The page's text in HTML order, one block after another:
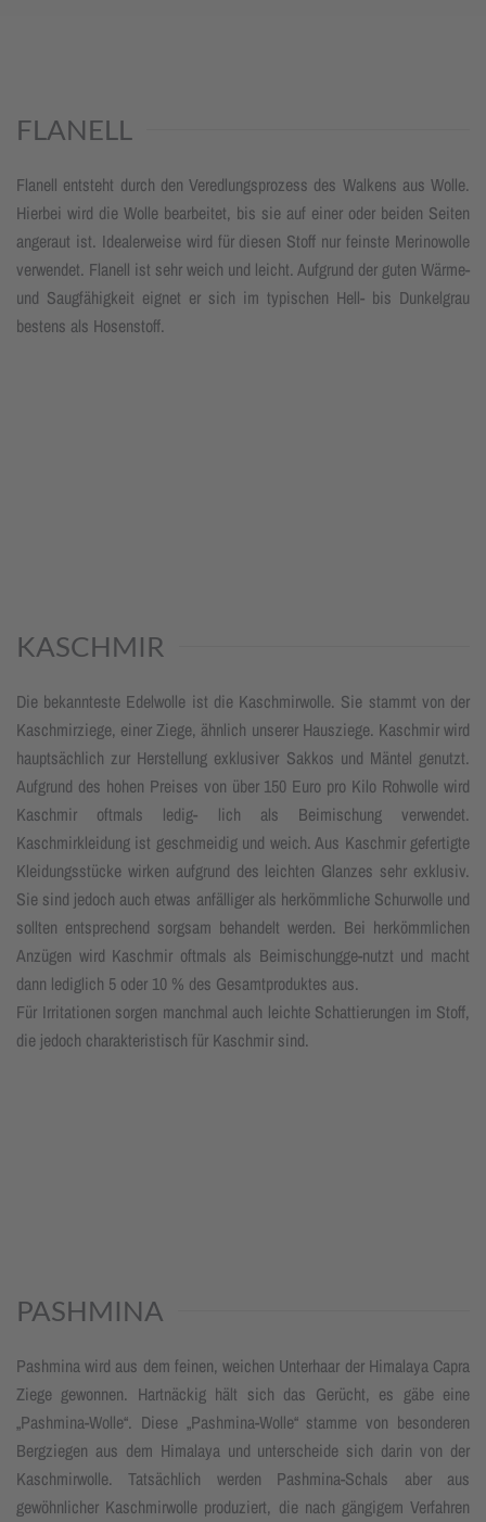
FLANELL
Flanell entsteht durch den Veredlungsprozess des Walkens aus Wolle.
Hierbei wird die Wolle bearbeitet, bis sie auf einer oder beiden Seiten
angeraut ist. Idealerweise wird für diesen Stoff nur feinste Merinowolle
verwendet. Flanell ist sehr weich und leicht. Aufgrund der guten Wärme-
und Saugfähigkeit eignet er sich im typischen Hell- bis Dunkelgrau
bestens als Hosenstoff.
KASCHMIR
Die bekannteste Edelwolle ist die Kaschmirwolle. Sie stammt von der
Kaschmirziege, einer Ziege, ähnlich unserer Hausziege. Kaschmir wird
hauptsächlich zur Herstellung exklusiver Sakkos und Mäntel genutzt.
Aufgrund des hohen Preises von über 150 Euro pro Kilo Rohwolle wird
Kaschmir oftmals ledig- lich als Beimischung verwendet.
Kaschmirkleidung ist geschmeidig und weich. Aus Kaschmir gefertigte
Kleidungsstücke wirken aufgrund des leichten Glanzes sehr exklusiv.
Sie sind jedoch auch etwas anfälliger als herkömmliche Schurwolle und
sollten entsprechend sorgsam behandelt werden. Bei herkömmlichen
Anzügen wird Kaschmir oftmals als Beimischungge-nutzt und macht
dann lediglich 5 oder 10 % des Gesamtproduktes aus.
Für Irritationen sorgen manchmal auch leichte Schattierungen im Stoff,
die jedoch charakteristisch für Kaschmir sind.
PASHMINA
Pashmina wird aus dem feinen, weichen Unterhaar der Himalaya Capra
Ziege gewonnen. Hartnäckig hält sich das Gerücht, es gäbe eine
„Pashmina-Wolle“. Diese „Pashmina-Wolle“ stamme von besonderen
Bergziegen aus dem Himalaya und unterscheide sich darin von der
Kaschmirwolle. Tatsächlich werden Pashmina-Schals aber aus
gewöhnlicher Kaschmirwolle produziert, die nach gängigem Verfahren